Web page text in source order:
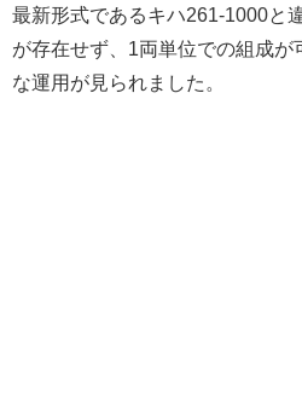
最新形式であるキハ261-1000と
が存在せず、1両単位での組成が
な運用が見られました。